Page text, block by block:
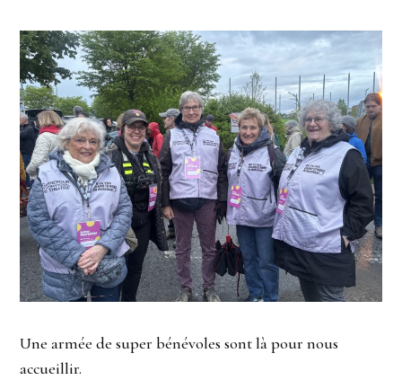
Une armée de super bénévoles sont là pour nous
accueillir.